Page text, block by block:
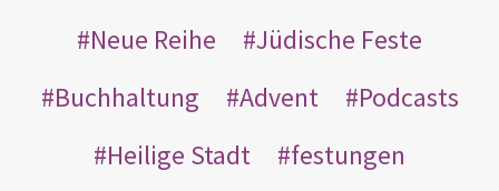
Neue Reihe
Jüdische Feste
Buchhaltung
Advent
Podcasts
Heilige Stadt
festungen